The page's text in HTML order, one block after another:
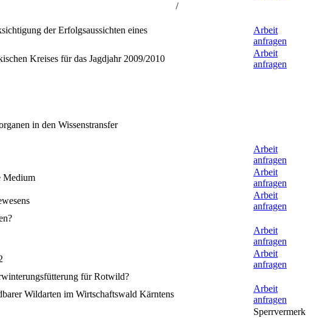
/
der Erfolgsaussichten eines
Arbeit
anfragen
Kreises für das Jagdjahr 2009/2010
Arbeit
anfragen
in den Wissenstransfer
Arbeit
anfragen
Medium
Arbeit
anfragen
Arbeit
anfragen
Arbeit
anfragen
Arbeit
anfragen
für Rotwild?
Wildarten im Wirtschaftswald Kärntens
Arbeit
anfragen
Sperrvermerk